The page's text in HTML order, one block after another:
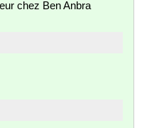
chez Ben Anbra